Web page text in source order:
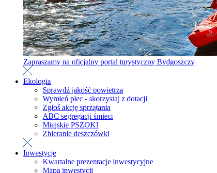
Zapraszamy na oficjalny portal turystyczny Bydgoszczy
Ekologia
Sprawdź jakość powietrza
Wymień piec - skorzystaj z dotacji
Zgłoś akcję sprzątania
ABC segregacji śmieci
Miejskie PSZOKI
Zbieranie deszczówki
Inwestycje
Kwartalne prezentacje inwestycyjne
Mapa inwestycji